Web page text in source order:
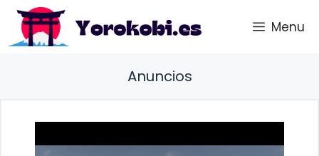
Saltar
contenido
Menu
Anuncios